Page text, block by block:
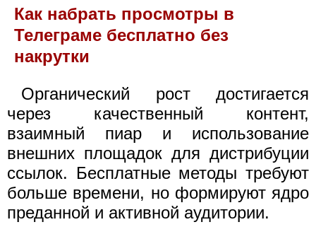
Как набрать просмотры в
Телеграме бесплатно без
накрутки
Органический рост достигается
через качественный контент,
взаимный пиар и использование
внешних площадок для дистрибуции
ссылок. Бесплатные методы требуют
больше времени, но формируют ядро
преданной и активной аудитории.